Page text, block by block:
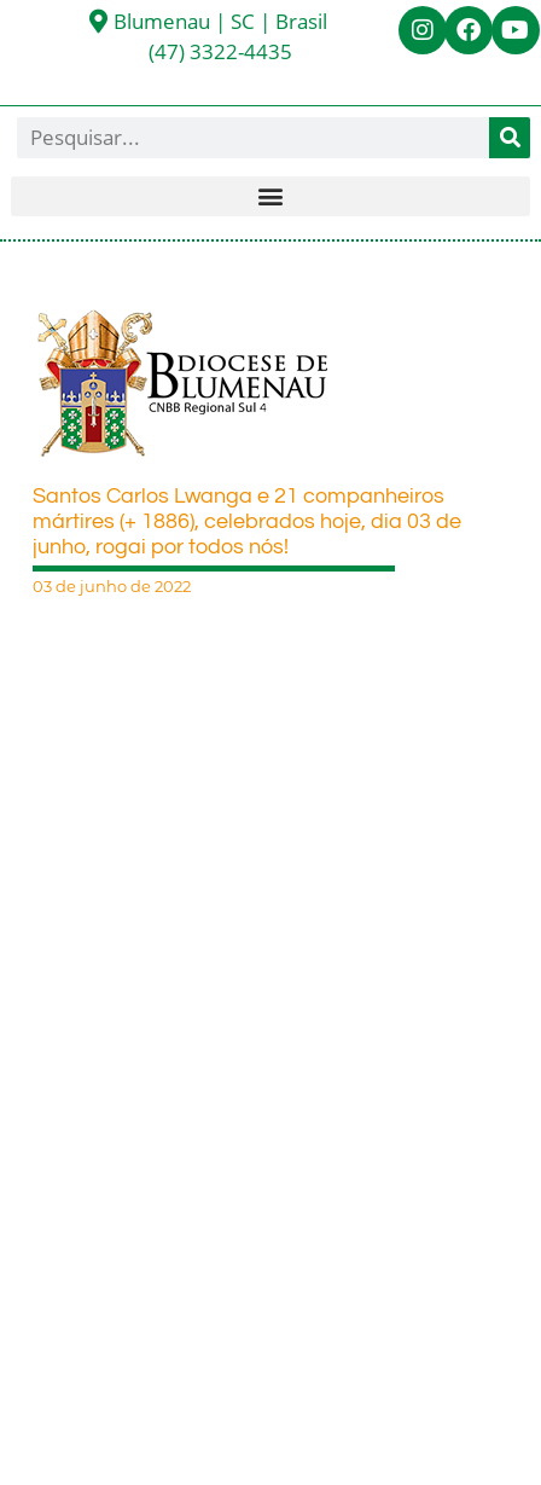
Blumenau | SC | Brasil
(47) 3322-4435
Santos Carlos Lwanga e 21 companheiros
mártires (+ 1886), celebrados hoje, dia 03 de
junho, rogai por todos nós!
03 de junho de 2022